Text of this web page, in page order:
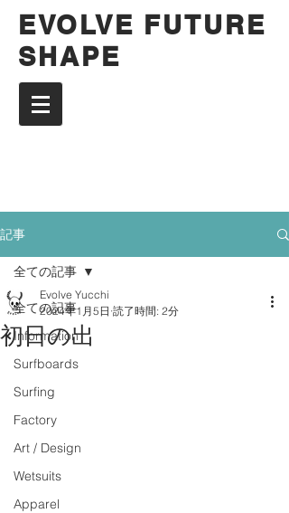
EVOLVE FUTURE
SHAPE
記事
全ての記事
Information
Surfboards
Surfing
Factory
Art / Design
Wetsuits
Apparel
全ての記事
初日の出
Evolve Yucchi
2024年1月5日 読了時間: 2分